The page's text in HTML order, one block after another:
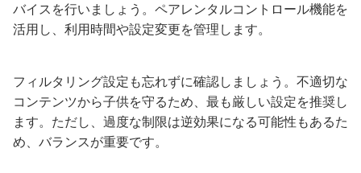
バイスを行いましょう。ペアレンタルコントロール機能を
活用し、利用時間や設定変更を管理します。
フィルタリング設定も忘れずに確認しましょう。不適切な
コンテンツから子供を守るため、最も厳しい設定を推奨し
ます。ただし、過度な制限は逆効果になる可能性もあるた
め、バランスが重要です。